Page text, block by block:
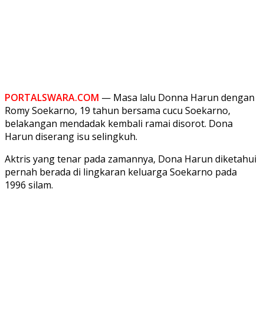
PORTALSWARA.COM — Masa lalu Donna Harun dengan
Romy Soekarno, 19 tahun bersama cucu Soekarno,
belakangan mendadak kembali ramai disorot. Dona
Harun diserang isu selingkuh.
Aktris yang tenar pada zamannya, Dona Harun diketahui
pernah berada di lingkaran keluarga Soekarno pada
1996 silam.